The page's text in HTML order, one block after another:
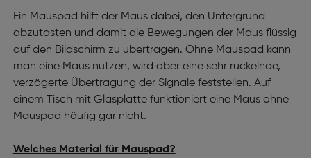
Ein Mauspad hilft der Maus dabei, den Untergrund
abzutasten und damit die Bewegungen der Maus flüssig
auf den Bildschirm zu übertragen. Ohne Mauspad kann
man eine Maus nutzen, wird aber eine sehr ruckelnde,
verzögerte Übertragung der Signale feststellen. Auf
einem Tisch mit Glasplatte funktioniert eine Maus ohne
Mauspad häufig gar nicht.
Welches Material für Mauspad?